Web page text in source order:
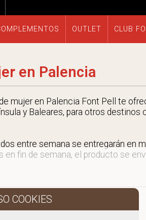
OUTLET CLUB
en Palencia
mujer en Palencia Font Pell te
y Baleares, para otros destinos
entre semana se entregarán en
en fin de semana, el producto se